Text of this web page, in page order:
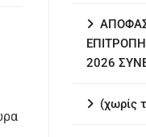
2026
(χωρίς